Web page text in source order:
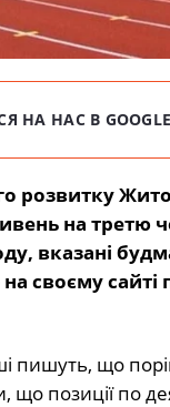
НА НАС В GOOGLE
розвитку
на третю
вказані
сайті
пишуть, що
що позиції по